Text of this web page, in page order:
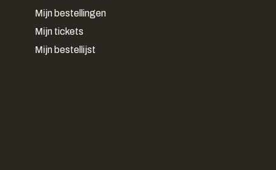
Mijn bestellingen
Mijn tickets
Mijn bestellijst